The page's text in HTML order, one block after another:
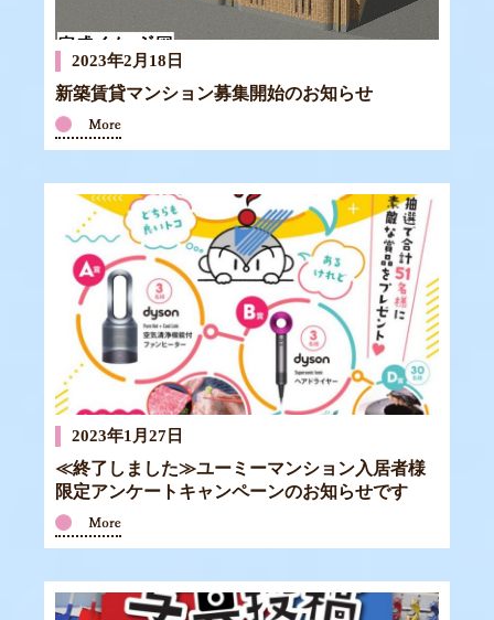
2023年2月18日
新築賃貸マンション募集開始のお知らせ
2023年1月27日
≪終了しました≫ユーミーマンション入居者様
限定アンケートキャンペーンのお知らせです